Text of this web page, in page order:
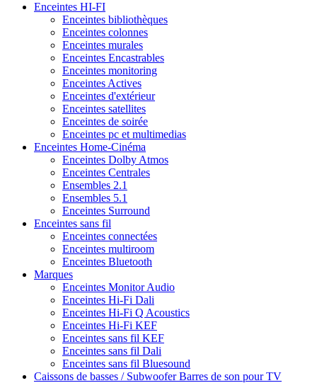
Enceintes HI-FI
Enceintes bibliothèques
Enceintes colonnes
Enceintes murales
Enceintes Encastrables
Enceintes monitoring
Enceintes Actives
Enceintes d'extérieur
Enceintes satellites
Enceintes de soirée
Enceintes pc et multimedias
Enceintes Home-Cinéma
Enceintes Dolby Atmos
Enceintes Centrales
Ensembles 2.1
Ensembles 5.1
Enceintes Surround
Enceintes sans fil
Enceintes connectées
Enceintes multiroom
Enceintes Bluetooth
Marques
Enceintes Monitor Audio
Enceintes Hi-Fi Dali
Enceintes Hi-Fi Q Acoustics
Enceintes Hi-Fi KEF
Enceintes sans fil KEF
Enceintes sans fil Dali
Enceintes sans fil Bluesound
Caissons de basses / SubwooferBarres de son pour TV